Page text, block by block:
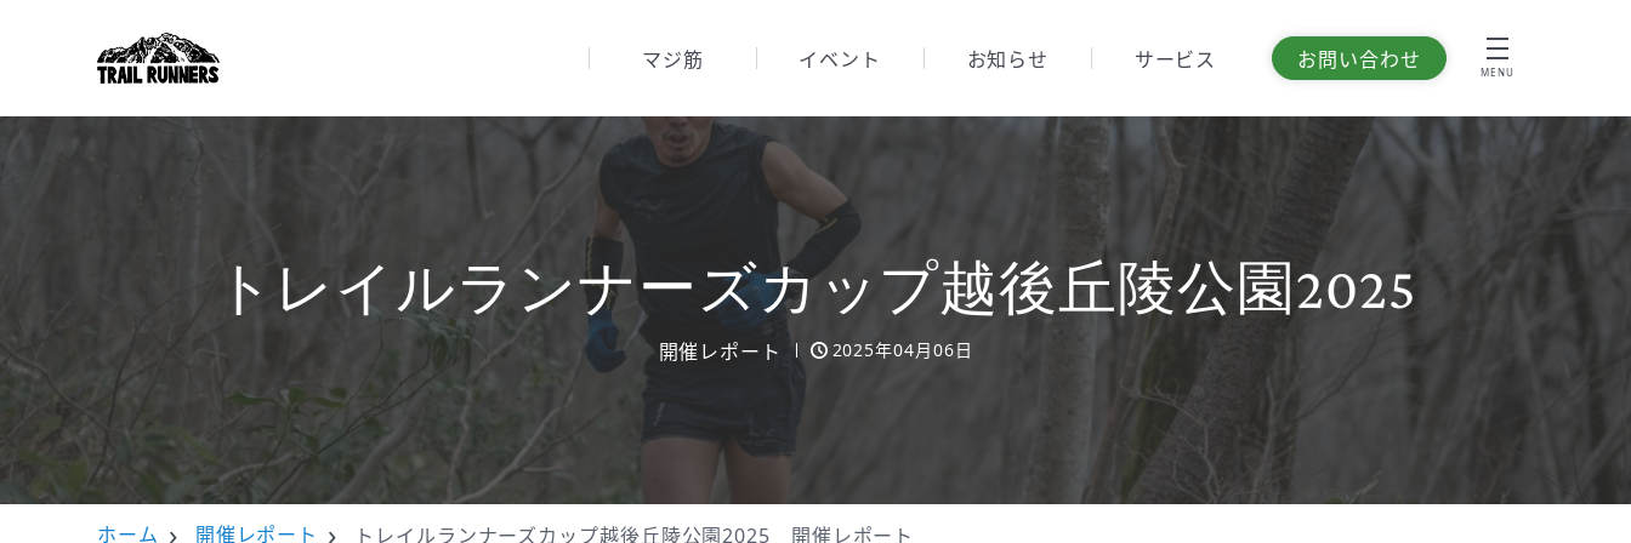
マジ筋 イベント お知らせ サービス お問い合わせ MENU
トレイルランナーズカップ越後丘陵公園2025
開催レポート 2025年04月06日
ホーム 開催レポート トレイルランナーズカップ越後丘陵公園2025 開催レポート